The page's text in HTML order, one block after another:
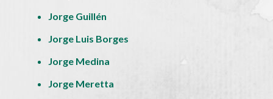
Jorge Guillén
Jorge Luis Borges
Jorge Medina
Jorge Meretta